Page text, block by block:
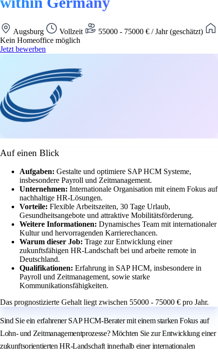
Augsburg Vollzeit
55000 - 75000 € / Jahr (geschätzt)
Kein Homeoffice möglich
Jetzt bewerben
Auf einen Blick
Aufgaben: Gestalte und optimiere SAP HCM Systeme,
insbesondere Payroll und Zeitmanagement.
Unternehmen: Internationale Organisation mit einem Fokus auf
nachhaltige HR-Lösungen.
Vorteile: Flexible Arbeitszeiten, 30 Tage Urlaub,
Gesundheitsangebote und attraktive Mobilitätsförderung.
Weitere Informationen: Dynamisches Team mit internationaler
Kultur und hervorragenden Karrierechancen.
Warum dieser Job: Trage zur Entwicklung einer
zukunftsfähigen HR-Landschaft bei und arbeite remote in
Deutschland.
Qualifikationen: Erfahrung in SAP HCM, insbesondere in
Payroll und Zeitmanagement, sowie starke
Kommunikationsfähigkeiten.
Das prognostizierte Gehalt liegt zwischen 55000 - 75000 € pro Jahr.
Sind Sie ein erfahrener SAP HCM-Berater mit einem starken Fokus auf
Lohn- und Zeitmanagementprozesse? Möchten Sie zur Entwicklung einer
zukunftsorientierten HR-Landschaft innerhalb einer internationalen